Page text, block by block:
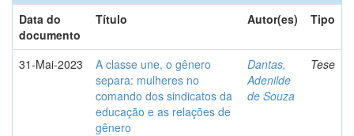
Data do
documento
Título Autor(es) Tipo
31-Mai-2023
A classe une, o gênero
separa: mulheres no
comando dos sindicatos da
educação e as relações de
gênero
Dantas,
Adenilde
de Souza
Tese